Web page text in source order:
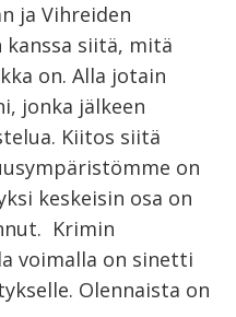
ja Vihreiden
siitä, mitä
on. Alla jotain
jonka jälkeen
Kiitos siitä
on
keskeisin osa on
Krimin
voimalla on sinetti
Olennaista on